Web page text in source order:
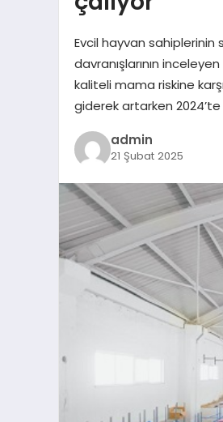
Evcil hayvan sahiplerinin
davranışlarının
kaliteli mama riskine
giderek artarken
admin
21 Şubat 2025